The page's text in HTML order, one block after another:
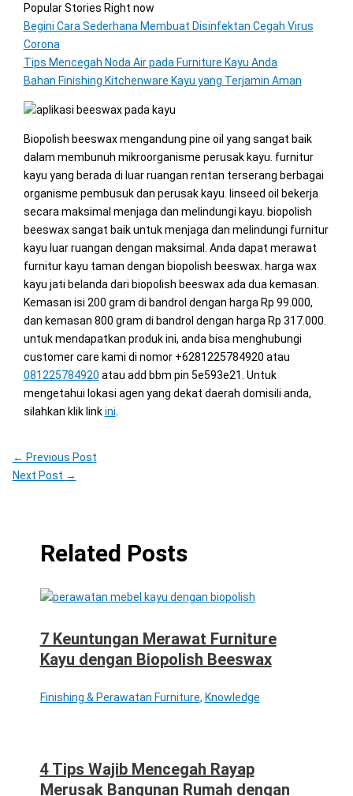
Popular Stories Right now
Begini Cara Sederhana Membuat Disinfektan Cegah Virus
Corona
Tips Mencegah Noda Air pada Furniture Kayu Anda
Bahan Finishing Kitchenware Kayu yang Terjamin Aman
Biopolish beeswax mengandung pine oil yang sangat baik
dalam membunuh mikroorganisme perusak kayu. furnitur
kayu yang berada di luar ruangan rentan terserang berbagai
organisme pembusuk dan perusak kayu. linseed oil bekerja
secara maksimal menjaga dan melindungi kayu. biopolish
beeswax sangat baik untuk menjaga dan melindungi furnitur
kayu luar ruangan dengan maksimal. Anda dapat merawat
furnitur kayu taman dengan biopolish beeswax. harga wax
kayu jati belanda dari biopolish beeswax ada dua kemasan.
Kemasan isi 200 gram di bandrol dengan harga Rp 99.000,
dan kemasan 800 gram di bandrol dengan harga Rp 317.000.
untuk mendapatkan produk ini, anda bisa menghubungi
customer care kami di nomor +6281225784920 atau
081225784920 atau add bbm pin 5e593e21. Untuk
mengetahui lokasi agen yang dekat daerah domisili anda,
silahkan klik linkini
← Previous Post
Next Post →
Related Posts
7 Keuntungan Merawat Furniture
Kayu dengan Biopolish Beeswax
Finishing & Perawatan Furniture, Knowledge
4 Tips Wajib Mencegah Rayap
Merusak Bangunan Rumah dengan